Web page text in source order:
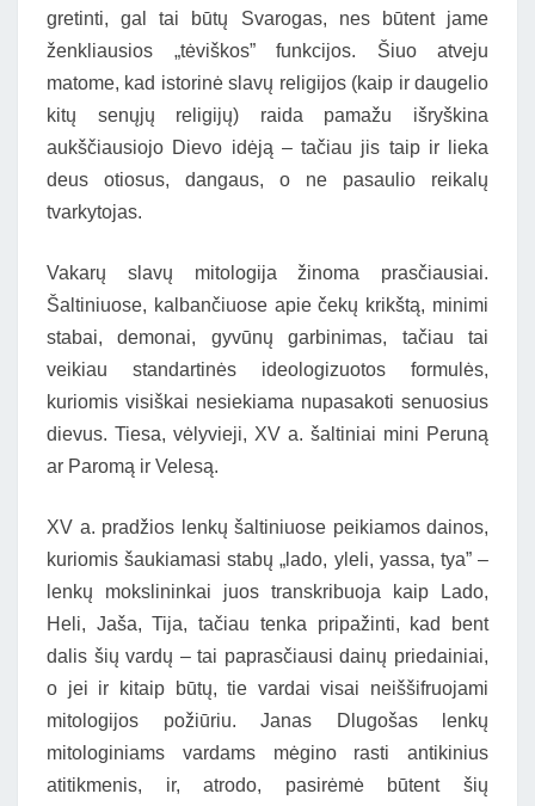
gretinti, gal tai būtų Svarogas, nes būtent jame
ženkliausios „tėviškos” funkcijos. Šiuo atveju
matome, kad istorinė slavų religijos (kaip ir daugelio
kitų senųjų religijų) raida pamažu išryškina
aukščiausiojo Dievo idėją – tačiau jis taip ir lieka
deus otiosus, dangaus, o ne pasaulio reikalų
tvarkytojas.
Vakarų slavų mitologija žinoma prasčiausiai.
Šaltiniuose, kalbančiuose apie čekų krikštą, minimi
stabai, demonai, gyvūnų garbinimas, tačiau tai
veikiau standartinės ideologizuotos formulės,
kuriomis visiškai nesiekiama nupasakoti senuosius
dievus. Tiesa, vėlyvieji, XV a. šaltiniai mini Peruną
ar Paromą ir Velesą.
XV a. pradžios lenkų šaltiniuose peikiamos dainos,
kuriomis šaukiamasi stabų „lado, yleli, yassa, tya” –
lenkų mokslininkai juos transkribuoja kaip Lado,
Heli, Jaša, Tija, tačiau tenka pripažinti, kad bent
dalis šių vardų – tai paprasčiausi dainų priedainiai,
o jei ir kitaip būtų, tie vardai visai neiššifruojami
mitologijos požiūriu. Janas Dlugošas lenkų
mitologiniams vardams mėgino rasti antikinius
atitikmenis, ir, atrodo, pasirėmė būtent šių